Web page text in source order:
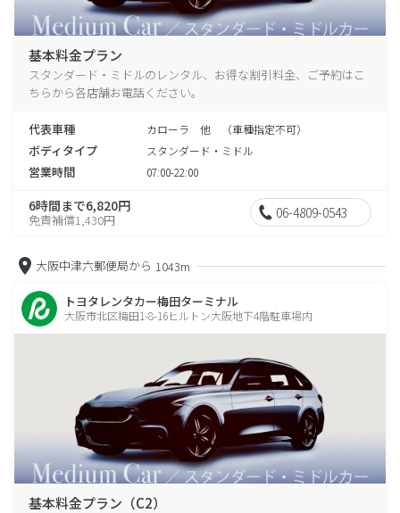
基本料金プラン
スタンダード・ミドルのレンタル、お得な割引料金、ご予約はこ
ちらから各店舗お電話ください。
代表車種 カローラ 他 （車種指定不可）
ボディタイプ スタンダード・ミドル
営業時間 07:00-22:00
6時間まで6,820円
免責補償1,430円 06-4809-0543
大阪中津六郵便局から 1043m
トヨタレンタカー梅田ターミナル
大阪市北区梅田1-8-16ヒルトン大阪地下4階駐車場内
基本料金プラン（C2）